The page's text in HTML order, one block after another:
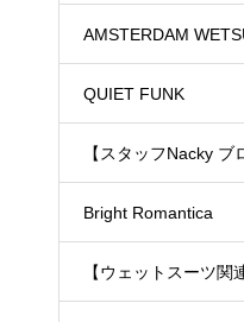
ド）
AMSTERDAM
ェットスーツ）
QUIET FUNK
【スタッフNacky ブ
Bright Romantica
【ウェットスーツ関